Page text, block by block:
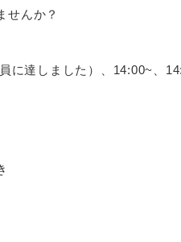
せんか？
に達しました）、14:00~、